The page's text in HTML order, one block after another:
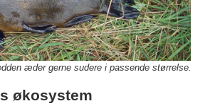
æder gerne sudere i passende størrelse.
økosystem